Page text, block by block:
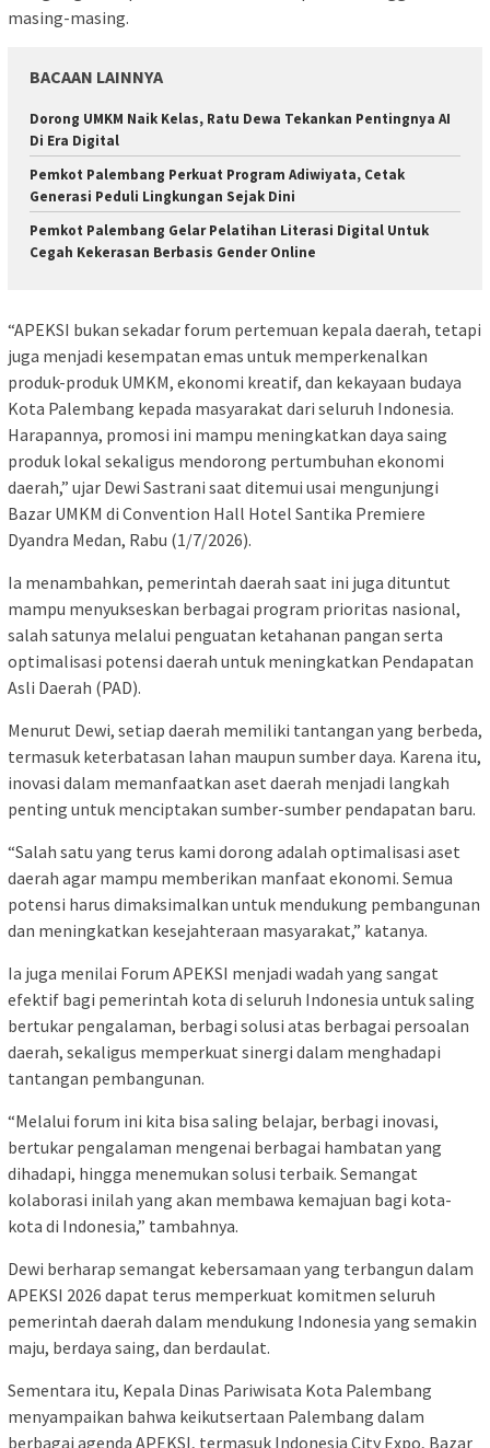
masing-masing.
BACAAN LAINNYA
Dorong UMKM Naik Kelas, Ratu Dewa Tekankan Pentingnya AI
Di Era Digital
Pemkot Palembang Perkuat Program Adiwiyata, Cetak
Generasi Peduli Lingkungan Sejak Dini
Pemkot Palembang Gelar Pelatihan Literasi Digital Untuk
Cegah Kekerasan Berbasis Gender Online
“APEKSI bukan sekadar forum pertemuan kepala daerah, tetapi
juga menjadi kesempatan emas untuk memperkenalkan
produk-produk UMKM, ekonomi kreatif, dan kekayaan budaya
Kota Palembang kepada masyarakat dari seluruh Indonesia.
Harapannya, promosi ini mampu meningkatkan daya saing
produk lokal sekaligus mendorong pertumbuhan ekonomi
daerah,” ujar Dewi Sastrani saat ditemui usai mengunjungi
Bazar UMKM di Convention Hall Hotel Santika Premiere
Dyandra Medan, Rabu (1/7/2026).
Ia menambahkan, pemerintah daerah saat ini juga dituntut
mampu menyukseskan berbagai program prioritas nasional,
salah satunya melalui penguatan ketahanan pangan serta
optimalisasi potensi daerah untuk meningkatkan Pendapatan
Asli Daerah (PAD).
Menurut Dewi, setiap daerah memiliki tantangan yang berbeda,
termasuk keterbatasan lahan maupun sumber daya. Karena itu,
inovasi dalam memanfaatkan aset daerah menjadi langkah
penting untuk menciptakan sumber-sumber pendapatan baru.
“Salah satu yang terus kami dorong adalah optimalisasi aset
daerah agar mampu memberikan manfaat ekonomi. Semua
potensi harus dimaksimalkan untuk mendukung pembangunan
dan meningkatkan kesejahteraan masyarakat,” katanya.
Ia juga menilai Forum APEKSI menjadi wadah yang sangat
efektif bagi pemerintah kota di seluruh Indonesia untuk saling
bertukar pengalaman, berbagi solusi atas berbagai persoalan
daerah, sekaligus memperkuat sinergi dalam menghadapi
tantangan pembangunan.
“Melalui forum ini kita bisa saling belajar, berbagi inovasi,
bertukar pengalaman mengenai berbagai hambatan yang
dihadapi, hingga menemukan solusi terbaik. Semangat
kolaborasi inilah yang akan membawa kemajuan bagi kota-
kota di Indonesia,” tambahnya.
Dewi berharap semangat kebersamaan yang terbangun dalam
APEKSI 2026 dapat terus memperkuat komitmen seluruh
pemerintah daerah dalam mendukung Indonesia yang semakin
maju, berdaya saing, dan berdaulat.
Sementara itu, Kepala Dinas Pariwisata Kota Palembang
menyampaikan bahwa keikutsertaan Palembang dalam
berbagai agenda APEKSI, termasuk Indonesia City Expo, Bazar